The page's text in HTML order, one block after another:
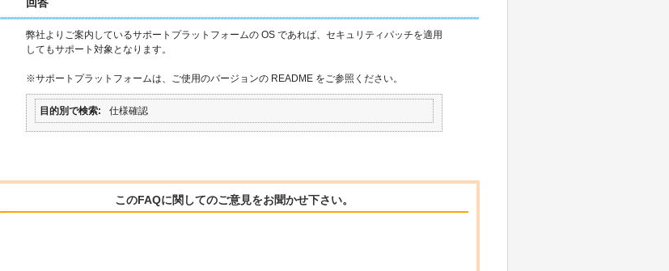
弊社よりご案内しているサポートプラットフォームの OS であれば、セキュリティパッチを適用
してもサポート対象となります。
※サポートプラットフォームは、ご使用のバージョンの README をご参照ください。
目的別で検索 仕様確認
このFAQに関してのご意見をお聞かせ下さい。